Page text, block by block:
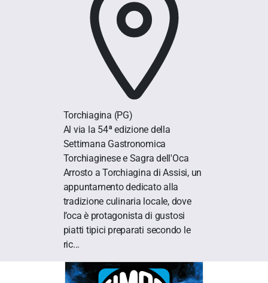
Torchiagina (PG)
Al via la 54ª edizione della
Settimana Gastronomica
Torchiaginese e Sagra dell'Oca
Arrosto a Torchiagina di Assisi, un
appuntamento dedicato alla
tradizione culinaria locale, dove
l’oca è protagonista di gustosi
piatti tipici preparati secondo le
ric...